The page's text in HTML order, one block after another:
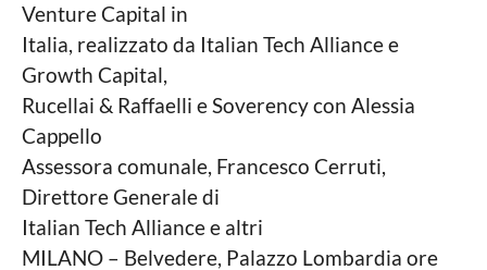
Venture Capital in
Italia, realizzato da Italian Tech Alliance e
Growth Capital,
Rucellai & Raffaelli e Soverency con Alessia
Cappello
Assessora comunale, Francesco Cerruti,
Direttore Generale di
Italian Tech Alliance e altri
MILANO – Belvedere, Palazzo Lombardia ore